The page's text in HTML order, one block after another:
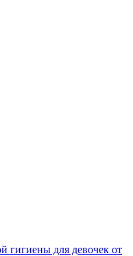
гигиены для девочек от